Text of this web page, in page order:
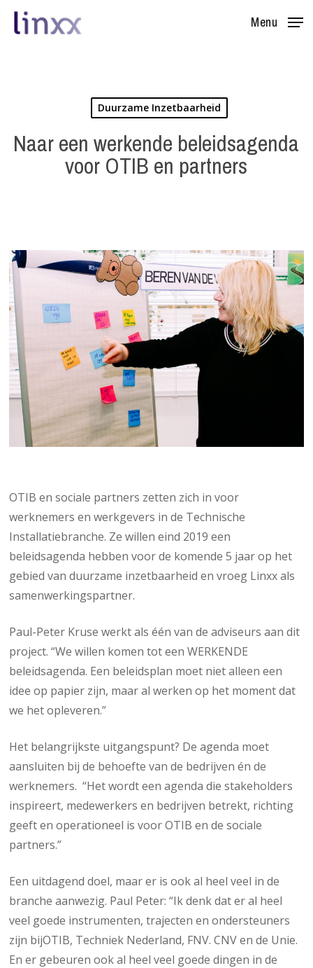
Skip
Menu
Duurzame Inzetbaarheid
Naar een werkende beleidsagenda
voor OTIB en partners
OTIB en sociale partners zetten zich in voor
werknemers en werkgevers in de Technische
Installatiebranche. Ze willen eind 2019 een
beleidsagenda hebben voor de komende 5 jaar op het
gebied van duurzame inzetbaarheid en vroeg Linxx als
samenwerkingspartner.
Paul-Peter Kruse werkt als één van de adviseurs aan dit
project. “We willen komen tot een WERKENDE
beleidsagenda. Een beleidsplan moet niet alleen een
idee op papier zijn, maar al werken op het moment dat
we het opleveren.”
Het belangrijkste uitgangspunt? De agenda moet
aansluiten bij de behoefte van de bedrijven én de
werknemers. “Het wordt een agenda die stakeholders
inspireert, medewerkers en bedrijven betrekt, richting
geeft en operationeel is voor OTIB en de sociale
partners.”
Een uitdagend doel, maar er is ook al heel veel in de
branche aanwezig. Paul Peter: “Ik denk dat er al heel
veel goede instrumenten, trajecten en ondersteuners
zijn bijOTIB, Techniek Nederland, FNV. CNV en de Unie.
En er gebeuren ook al heel veel goede dingen in de